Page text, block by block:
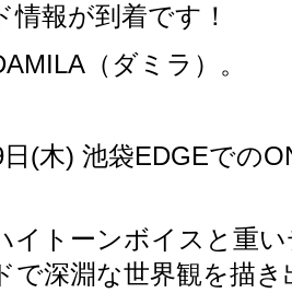
情報が到着です！
（ダミラ）。
(木) 池袋EDGEでの
イトーンボイスと重
で深淵な世界観を描